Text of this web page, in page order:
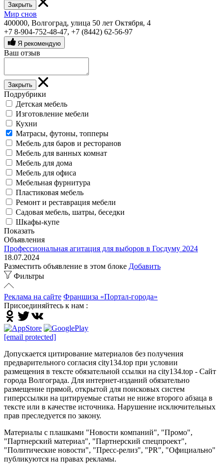
Закрыть
Мир снов
400000, Волгоград, улица 50 лет Октября, 4
+7 8-904-752-48-47, +7 (8442) 62-56-97
Я рекомендую
Ваш отзыв
Закрыть
Подрубрики
Детская мебель
Изготовление мебели
Кухни
Матрасы, футоны, топперы
Мебель для баров и ресторанов
Мебель для ванных комнат
Мебель для дома
Мебель для офиса
Мебельная фурнитура
Пластиковая мебель
Ремонт и реставрация мебели
Садовая мебель, шатры, беседки
Шкафы-купе
Показать
Объявления
Профессиональная агитация для выборов в Госдуму 2024
18.07.2024
Разместить объявление в этом блоке Добавить
Фильтры
Реклама на сайте Франшиза «Портал-города»
Присоединяйтесь к нам :
[email protected]
Допускается цитирование материалов без получения
предварительного согласия city134.top при условии
размещения в тексте обязательной ссылки на city134.top - Сайт
города Волгограда. Для интернет-изданий обязательно
размещение прямой, открытой для поисковых систем
гиперссылки на цитируемые статьи не ниже второго абзаца в
тексте или в качестве источника. Нарушение исключительных
прав преследуется по закону.
Материалы с плашками "Новости компаний", "Промо",
"Партнерский материал", "Партнерский спецпроект",
"Политические новости", "Пресс-релиз", "PR", "Официально"
публикуются на правах рекламы.